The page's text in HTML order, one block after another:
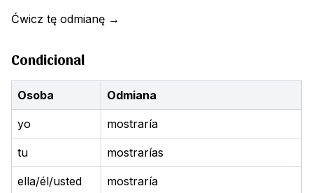
Ćwicz tę odmianę →
Condicional
Osoba Odmiana
yo mostraría
tu mostrarías
ella/él/usted mostraría